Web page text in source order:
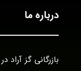
درباره ما